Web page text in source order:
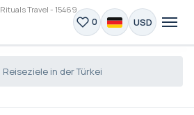
Rituals Travel - 15469
0 USD
Reiseziele in der Türkei